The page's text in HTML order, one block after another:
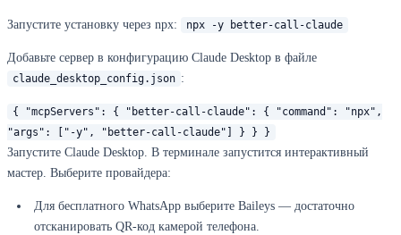
Запустите установку через npx: npx -y better-call-claude
Добавьте сервер в конфигурацию Claude Desktop в файле
claude_desktop_config.json :
{ "mcpServers": { "better-call-claude": { "command": "npx",
"args": ["-y", "better-call-claude"] } } }
Запустите Claude Desktop. В терминале запустится интерактивный
мастер. Выберите провайдера:
Для бесплатного WhatsApp выберите Baileys — достаточно
отсканировать QR-код камерой телефона.